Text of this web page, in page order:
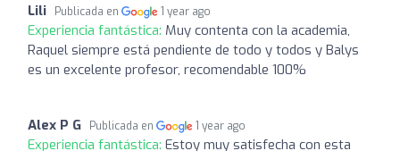
Lili Publicada en 1 year ago
Experiencia fantástica: Muy contenta con la academia,
Raquel siempre está pendiente de todo y todos y Balys
es un excelente profesor, recomendable 100%
Alex P G Publicada en 1 year ago
Experiencia fantástica: Estoy muy satisfecha con esta